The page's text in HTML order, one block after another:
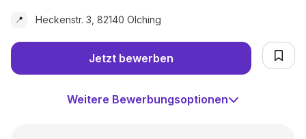
📍 Heckenstr. 3, 82140 Olching
Jetzt bewerben
Weitere Bewerbungsoptionen